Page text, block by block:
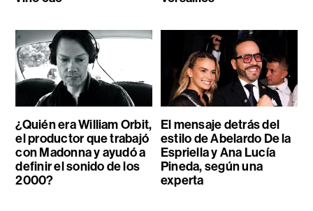
¿Quién era William Orbit,
el productor que trabajó
con Madonna y ayudó a
definir el sonido de los
2000?
El mensaje detrás del
estilo de Abelardo De la
Espriella y Ana Lucía
Pineda, según una
experta